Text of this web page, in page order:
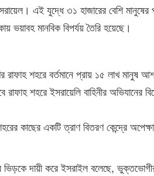
এই যুদ্ধে ৩১ হাজারের বেশি মানুষের
ভয়াবহ মানবিক বিপর্যয় তৈরি হয়েছে।
রাফাহ শহরে বর্তমানে প্রায় ১৫ লাখ মানুষ
শহরে ইসরায়েলি বাহিনীর অভিযানের
কাছের একটি ত্রাণ বিতরণ কেন্দ্রে
ভিড়কে দায়ী করে ইসরাইল বলেছে,